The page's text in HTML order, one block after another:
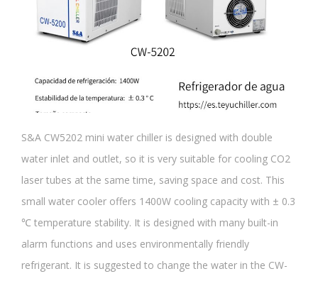
S&A CW5202 mini water chiller is designed with double
water inlet and outlet, so it is very suitable for cooling CO2
laser tubes at the same time, saving space and cost. This
small water cooler offers 1400W cooling capacity with ± 0.3
℃ temperature stability. It is designed with many built-in
alarm functions and uses environmentally friendly
refrigerant. It is suggested to change the water in the CW-